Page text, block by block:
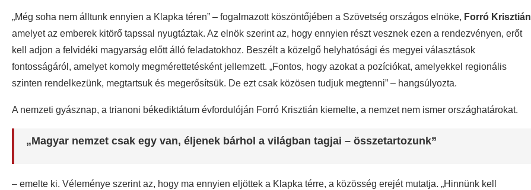
„Még soha nem álltunk ennyien a Klapka téren” – fogalmazott köszöntőjében a Szövetség országos elnöke, Forró Krisztián
amelyet az emberek kitörő tapssal nyugtáztak. Az elnök szerint az, hogy ennyien részt vesznek ezen a rendezvényen, erőt
kell adjon a felvidéki magyarság előtt álló feladatokhoz. Beszélt a közelgő helyhatósági és megyei választások
fontosságáról, amelyet komoly megmérettetésként jellemzett. „Fontos, hogy azokat a pozíciókat, amelyekkel regionális
szinten rendelkezünk, megtartsuk és megerősítsük. De ezt csak közösen tudjuk megtenni” – hangsúlyozta.
A nemzeti gyásznap, a trianoni békediktátum évfordulóján Forró Krisztián kiemelte, a nemzet nem ismer országhatárokat.
„Magyar nemzet csak egy van, éljenek bárhol a világban tagjai – összetartozunk”
– emelte ki. Véleménye szerint az, hogy ma ennyien eljöttek a Klapka térre, a közösség erejét mutatja. „Hinnünk kell